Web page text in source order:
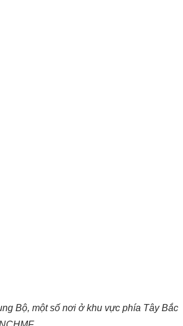
Bộ, một số nơi ở khu vực phía Tây Bắc